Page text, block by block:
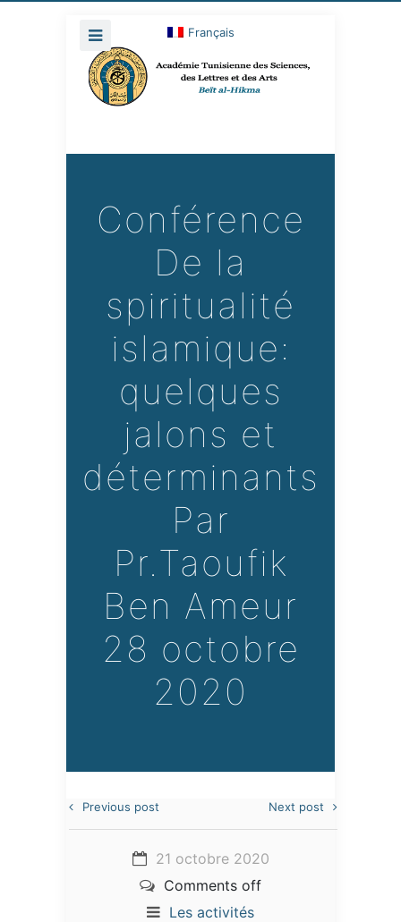
Français
Conférence
De la
spiritualité
islamique:
quelques
jalons et
déterminants
Par
Pr.Taoufik
Ben Ameur
28 octobre
2020
Previous post Next post
21 octobre 2020
Comments off
Les activités